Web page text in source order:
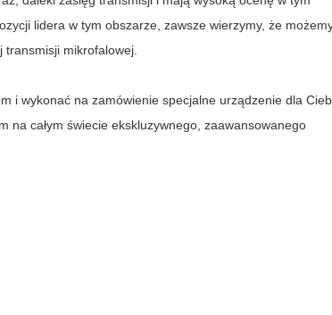
lidera w tym obszarze, zawsze wierzymy, że
transmisji mikrofalowej.
i wykonać na zamówienie specjalne urządzenie dla
na całym świecie ekskluzywnego, zaawansowanego